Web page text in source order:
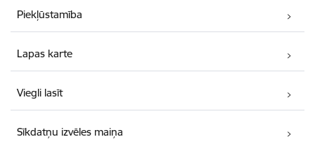
Piekļūstamība
Lapas karte
Viegli lasīt
Sīkdatņu izvēles maiņa